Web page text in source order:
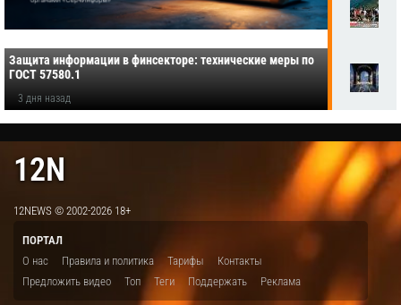
Защита информации в финсекторе: технические меры по
ГОСТ 57580.1
3 дня назад
12N
12NEWS © 2002-2026 18+
ПОРТАЛ
О нас
Правила и политика Тарифы
Контакты
Предложить видео
Топ Теги Поддержать Реклама